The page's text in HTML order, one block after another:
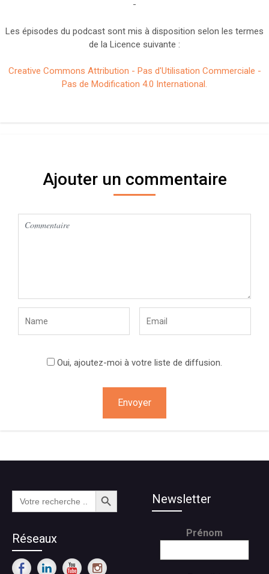
-
Les épisodes du podcast sont mis à disposition selon les termes
de la Licence suivante :
Creative Commons Attribution - Pas d'Utilisation Commerciale -
Pas de Modification 4.0 International.
Ajouter un commentaire
Oui, ajoutez-moi à votre liste de diffusion.
Search
for:
Search Button
Réseaux
Newsletter
Prénom